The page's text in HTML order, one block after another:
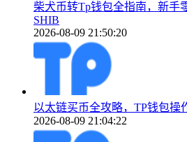
柴犬币转Tp钱包全指南，新手
SHIB
2026-08-09 21:50:20
以太链买币全攻略，TP钱包操
2026-08-09 21:04:22